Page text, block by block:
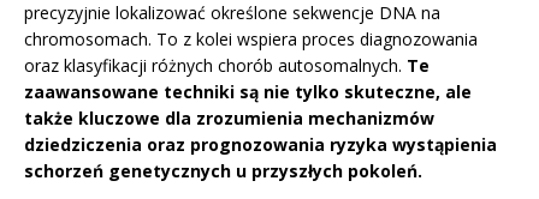
precyzyjnie lokalizować określone sekwencje DNA na
chromosomach. To z kolei wspiera proces diagnozowania
oraz klasyfikacji różnych chorób autosomalnych. Te
zaawansowane techniki są nie tylko skuteczne, ale
także kluczowe dla zrozumienia mechanizmów
dziedziczenia oraz prognozowania ryzyka wystąpienia
schorzeń genetycznych u przyszłych pokoleń.